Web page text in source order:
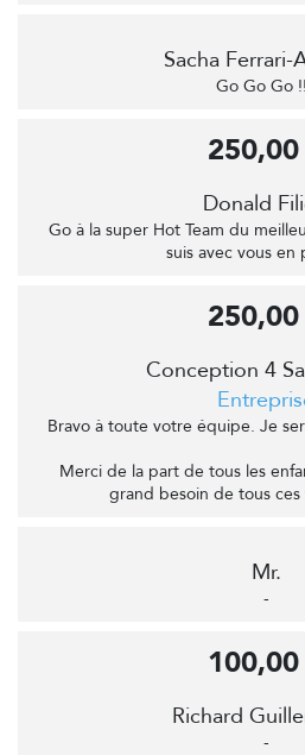
Sacha Ferrari-
Go Go Go
Donald
Go à la super Hot Team du
suis avec vous en
Conception 4
Bravo à toute votre équipe. Je
Merci de la part de tous les
grand besoin de tous ces
Mr.
-
Richard
-